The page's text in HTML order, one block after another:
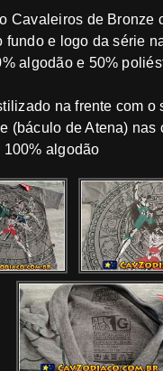
Cavaleiros de Bronze
fundo e logo da série
algodão e 50%
na frente com o
(báculo de Atena) nas
100% algodão